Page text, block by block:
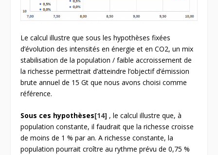
Le calcul illustre que sous les hypothèses fixées
d’évolution des intensités en énergie et en CO2, un mix
stabilisation de la population / faible accroissement de
la richesse permettrait d’atteindre l’objectif d’émission
brute annuel de 15 Gt que nous avons choisi comme
référence.
Sous ces hypothèses[14] , le calcul illustre que, à
population constante, il faudrait que la richesse croisse
de moins de 1 % par an. A richesse constante, la
population pourrait croître au rythme prévu de 0,75 %